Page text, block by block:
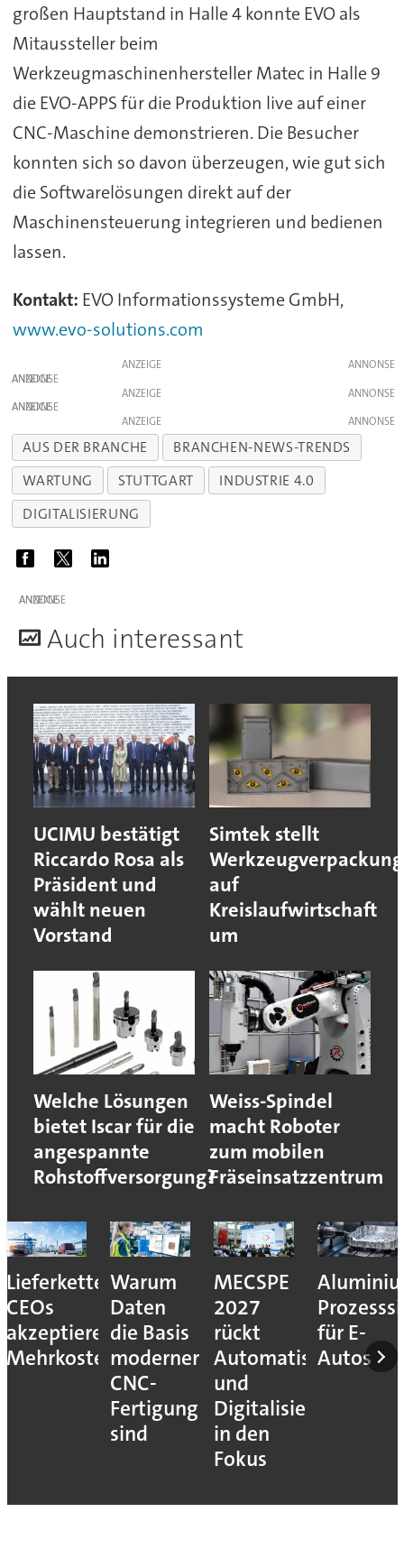
großen Hauptstand in Halle 4 konnte EVO als
Mitaussteller beim
Werkzeugmaschinenhersteller Matec in Halle 9
die EVO-APPS für die Produktion live auf einer
CNC-Maschine demonstrieren. Die Besucher
konnten sich so davon überzeugen, wie gut sich
die Softwarelösungen direkt auf der
Maschinensteuerung integrieren und bedienen
lassen.
Kontakt: EVO Informationssysteme GmbH,
www.evo-solutions.com
ANZEIGE
ANZEIGE
ANZEIGE
ANZEIGE
ANZEIGE
AUS DER BRANCHE
BRANCHEN-NEWS-TRENDS
WARTUNG
STUTTGART
INDUSTRIE 4.0
DIGITALISIERUNG
ANZEIGE
Auch interessant
UCIMU bestätigt
Riccardo Rosa als
Präsident und
wählt neuen
Vorstand
Simtek stellt
auf
Kreislaufwirtschaft
um
Welche Lösungen
bietet Iscar für die
angespannte
Rohstoffversorgung?
Weiss-Spindel
macht Roboter
zum mobilen
Fräseinsatzzentrum
Lieferkettenresilienz:
CEOs
akzeptieren
Mehrkosten
Warum
Daten
die Basis
moderner
CNC-
Fertigung
sind
MECSPE
2027
rückt
Automatisierung
und
Digitalisierung
in den
Fokus
für E-
Autos